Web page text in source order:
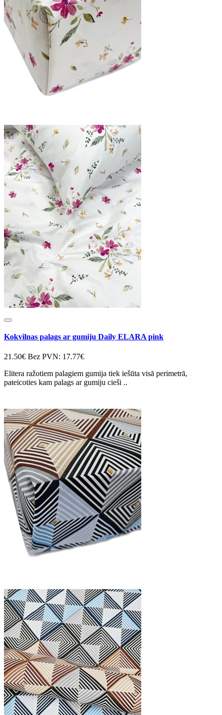
Kokvilnas palags ar gumiju Daily ELARA pink
21.50€ Bez PVN: 17.77€
Elitera ražotiem palagiem gumija tiek iešūta visā perimetrā,
pateicoties kam palags ar gumiju cieši ..